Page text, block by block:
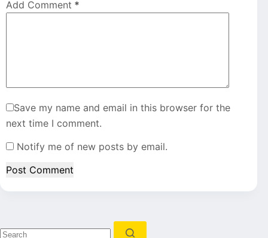
Add Comment *
Save my name and email in this browser for the
next time I comment.
Notify me of new posts by email.
Post Comment